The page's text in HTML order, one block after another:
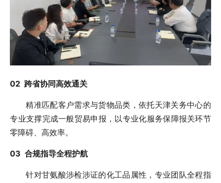
02 跨省协同高效通关
精准匹配客户需求与货物品类，依托天津关务中心的
专业支撑完成一般贸易申报，以专业化服务保障报关环节
零障碍、高效率。
03 合规指导全程护航
针对甘氨酸涉检涉证的化工品属性，专业团队全程指